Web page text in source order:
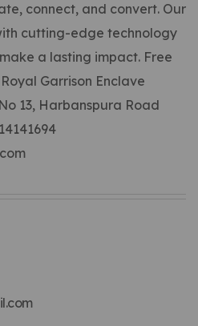
connect, and convert. Our
cutting-edge technology
a lasting impact. Free
Garrison Enclave
13, Harbanspura Road